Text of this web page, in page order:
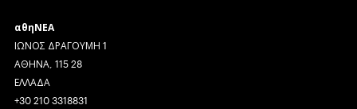
αθηΝΕΑ
ΙΩΝΟΣ ΔΡΑΓΟΥΜΗ 1
ΑΘΗΝΑ, 115 28
ΕΛΛΑΔΑ
+30 210 3318831